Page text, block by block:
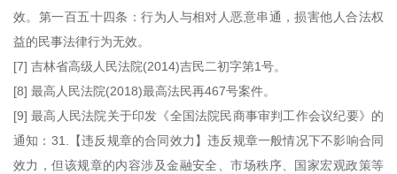
效。第一百五十四条：行为人与相对人恶意串通，损害他人合法权
益的民事法律行为无效。
[7] 吉林省高级人民法院(2014)吉民二初字第1号。
[8] 最高人民法院(2018)最高法民再467号案件。
[9] 最高人民法院关于印发《全国法院民商事审判工作会议纪要》的
通知：31.【违反规章的合同效力】违反规章一般情况下不影响合同
效力，但该规章的内容涉及金融安全、市场秩序、国家宏观政策等